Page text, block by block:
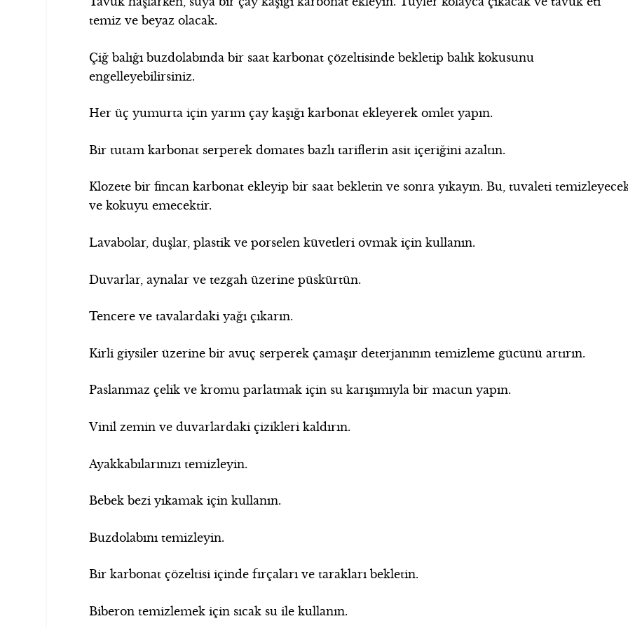
temiz ve beyaz olacak.
Çiğ balığı buzdolabında bir saat karbonat çözeltisinde bekletip balık kokusunu
engelleyebilirsiniz.
Her üç yumurta için yarım çay kaşığı karbonat ekleyerek omlet yapın.
Bir tutam karbonat serperek domates bazlı tariflerin asit içeriğini azaltın.
Klozete bir fincan karbonat ekleyip bir saat bekletin ve sonra yıkayın. Bu, tuvaleti
ve kokuyu emecektir.
Lavabolar, duşlar, plastik ve porselen küvetleri ovmak için kullanın.
Duvarlar, aynalar ve tezgah üzerine püskürtün.
Tencere ve tavalardaki yağı çıkarın.
Kirli giysiler üzerine bir avuç serperek çamaşır deterjanının temizleme gücünü artırın.
Paslanmaz çelik ve kromu parlatmak için su karışımıyla bir macun yapın.
Vinil zemin ve duvarlardaki çizikleri kaldırın.
Ayakkabılarınızı temizleyin.
Bebek bezi yıkamak için kullanın.
Buzdolabını temizleyin.
Bir karbonat çözeltisi içinde fırçaları ve tarakları bekletin.
Biberon temizlemek için sıcak su ile kullanın.